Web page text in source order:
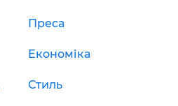
Преса
Економіка
Стиль